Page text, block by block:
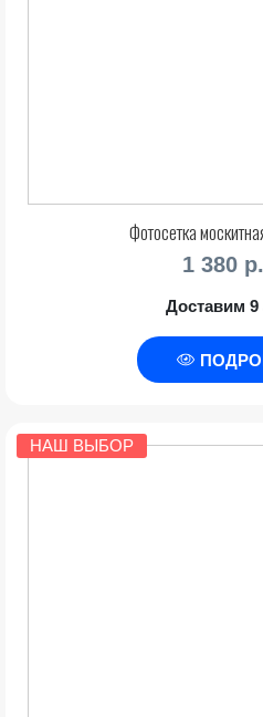
Фотосетка
1 380
Доставим 9
НАШ ВЫБОР